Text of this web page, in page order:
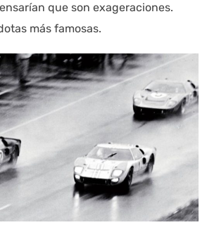
que son exageraciones.
más famosas.